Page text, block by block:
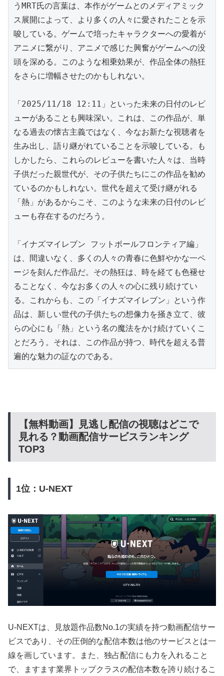
うMRT氏の言葉は、本作がゲームとのメディアミック
ス展開によって、より多くの人々に愛されたことを示
唆している。ゲームで培ったキャラクターへの愛着が
アニメに繋がり、アニメで感じた興奮がゲームへの没
頭を深める。このような相乗効果が、作品全体の熱狂
をさらに増幅させたのかもしれない。
「2025/11/18 12:11」といった未来の日付のレビ
ューがあることも興味深い。これは、この作品が、単
なる過去の懐古主義ではなく、今なお新たな視聴者を
生み出し、語り継がれていることを示唆している。も
しかしたら、これらのレビューを書いた人々は、当時
子供だった親世代が、その子供たちにこの作品を勧め
ているのかもしれない。世代を超えて受け継がれる
「熱」があるからこそ、このような未来の日付のレビ
ューも存在するのだろう。
「イナズマイレブン フットボールフロンティア編」
は、間違いなく、多くの人々の青春に色鮮やかな一ペ
ージを刻んだ作品だ。その熱狂は、時を経ても色褪せ
ることなく、今なお多くの人々の心に残り続けてい
る。これからも、この「イナズマイレブン」という作
品は、新しい世代の子供たちの想像力を掻き立て、彼
らの心にも「熱」という名の魔法をかけ続けていくこ
とだろう。それは、この作品が持つ、時代を超える普
遍的な魅力の証なのである。
【無料動画】見逃し配信の視聴はどこで
見れる？動画配信サービスランキング
TOP3
1位：U-NEXT
U-NEXTは、見放題作品数No.1の実績を持つ動画配信サー
ビスであり、その圧倒的な配信本数は他のサービスとは一
線を画しています。また、独占配信にも力を入れること
で、ますます業界トップクラスの配信本数を誇り続けるこ